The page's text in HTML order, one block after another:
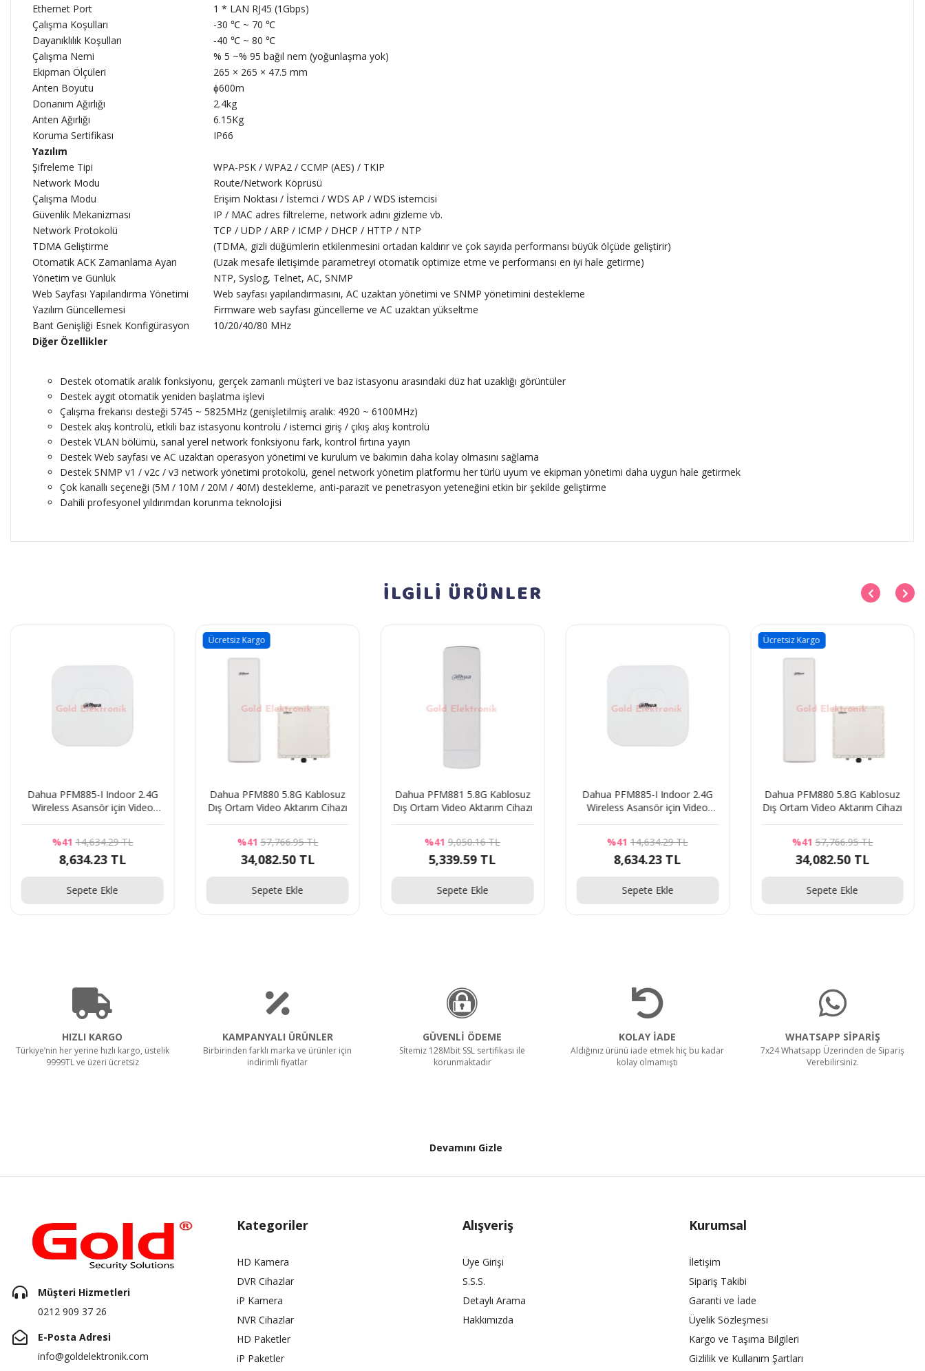
Ethernet Port
1 * LAN RJ45 (1Gbps)
Çalışma Koşulları
-30 ℃ ~ 70 ℃
Dayanıklılık Koşulları
-40 ℃ ~ 80 ℃
Çalışma Nemi
% 5 ~% 95 bağıl nem (yoğunlaşma yok)
Ekipman Ölçüleri
265 × 265 × 47.5 mm
Anten Boyutu
ɸ600m
Donanım Ağırlığı
2.4kg
Anten Ağırlığı
6.15Kg
Koruma Sertifikası
IP66
Yazılım
Şifreleme Tipi
WPA-PSK / WPA2 / CCMP (AES) / TKIP
Network Modu
Route/Network Köprüsü
Çalışma Modu
Erişim Noktası / İstemci / WDS AP / WDS istemcisi
Güvenlik Mekanizması
IP / MAC adres filtreleme, network adını gizleme vb.
Network Protokolü
TCP / UDP / ARP / ICMP / DHCP / HTTP / NTP
TDMA Geliştirme
(TDMA, gizli düğümlerin etkilenmesini ortadan kaldırır ve çok sayıda performansı büyük ölçüde geliştirir)
Otomatik ACK Zamanlama Ayarı
(Uzak mesafe iletişimde parametreyi otomatik optimize etme ve performansı en iyi hale getirme)
Yönetim ve Günlük
NTP, Syslog, Telnet, AC, SNMP
Web Sayfası Yapılandırma Yönetimi
Web sayfası yapılandırmasını, AC uzaktan yönetimi ve SNMP yönetimini destekleme
Yazılım Güncellemesi
Firmware web sayfası güncelleme ve AC uzaktan yükseltme
Bant Genişliği Esnek Konfigürasyon
10/20/40/80 MHz
Diğer Özellikler
Destek otomatik aralık fonksiyonu, gerçek zamanlı müşteri ve baz istasyonu arasındaki düz hat uzaklığı görüntüler
Destek aygıt otomatik yeniden başlatma işlevi
Çalışma frekansı desteği 5745 ~ 5825MHz (genişletilmiş aralık: 4920 ~ 6100MHz)
Destek akış kontrolü, etkili baz istasyonu kontrolü / istemci giriş / çıkış akış kontrolü
Destek VLAN bölümü, sanal yerel network fonksiyonu fark, kontrol fırtına yayın
Destek Web sayfası ve AC uzaktan operasyon yönetimi ve kurulum ve bakımın daha kolay olmasını sağlama
Destek SNMP v1 / v2c / v3 network yönetimi protokolü, genel network yönetim platformu her türlü uyum ve ekipman yönetimi daha uygun hale getirmek
Çok kanallı seçeneği (5M / 10M / 20M / 40M) destekleme, anti-parazit ve penetrasyon yeteneğini etkin bir şekilde geliştirme
Dahili profesyonel yıldırımdan korunma teknolojisi
İLGİLİ ÜRÜNLER
Dahua PFM885-I Indoor 2.4G
Wireless Asansör için Video
%41 14,634.29 TL
8,634.23 TL
Sepete Ekle
Dahua PFM880 5.8G Kablosuz
Dış Ortam Video Aktarım Cihazı
%41 57,766.95 TL
34,082.50 TL
Ücretsiz Kargo
Sepete Ekle
Dahua PFM881 5.8G Kablosuz
Dış Ortam Video Aktarım Cihazı
%41 9,050.16 TL
5,339.59 TL
Sepete Ekle
Dahua PFM885-I Indoor 2.4G
Wireless Asansör için Video
%41 14,634.29 TL
8,634.23 TL
Sepete Ekle
Dahua PFM880 5.8G Kablosuz
Dış Ortam Video Aktarım Cihazı
%41 57,766.95 TL
34,082.50 TL
Ücretsiz Kargo
Sepete Ekle
HIZLI KARGO
Türkiye’nin her yerine hızlı kargo, üstelik
9999TL ve üzeri ücretsiz
KAMPANYALI ÜRÜNLER
Birbirinden farklı marka ve ürünler için
indirimli fiyatlar
GÜVENLİ ÖDEME
Sİtemiz 128Mbit SSL sertifikası ile
korunmaktadır
KOLAY İADE
Aldığınız ürünü iade etmek hiç bu kadar
kolay olmamıştı
WHATSAPP SİPARİŞ
7x24 Whatsapp Üzerinden de Sipariş
Verebilirsiniz.
Devamını Gizle
Müşteri Hizmetleri
0212 909 37 26
E-Posta Adresi
info@goldelektronik.com
Kategoriler
HD Kamera
DVR Cihazlar
iP Kamera
NVR Cihazlar
HD Paketler
iP Paketler
Alışveriş
Üye Girişi
S.S.S.
Detaylı Arama
Hakkımızda
Kurumsal
İletişim
Sipariş Takibi
Garanti ve İade
Üyelik Sözleşmesi
Kargo ve Taşıma Bilgileri
Gizlilik ve Kullanım Şartları